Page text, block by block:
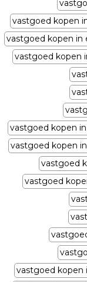
vastgoed kopen
vastgoed kopen in
vastgoed kopen
vastgoed kopen
vastgoed kopen
vastgoed
vastgoed
vastgoed kopen